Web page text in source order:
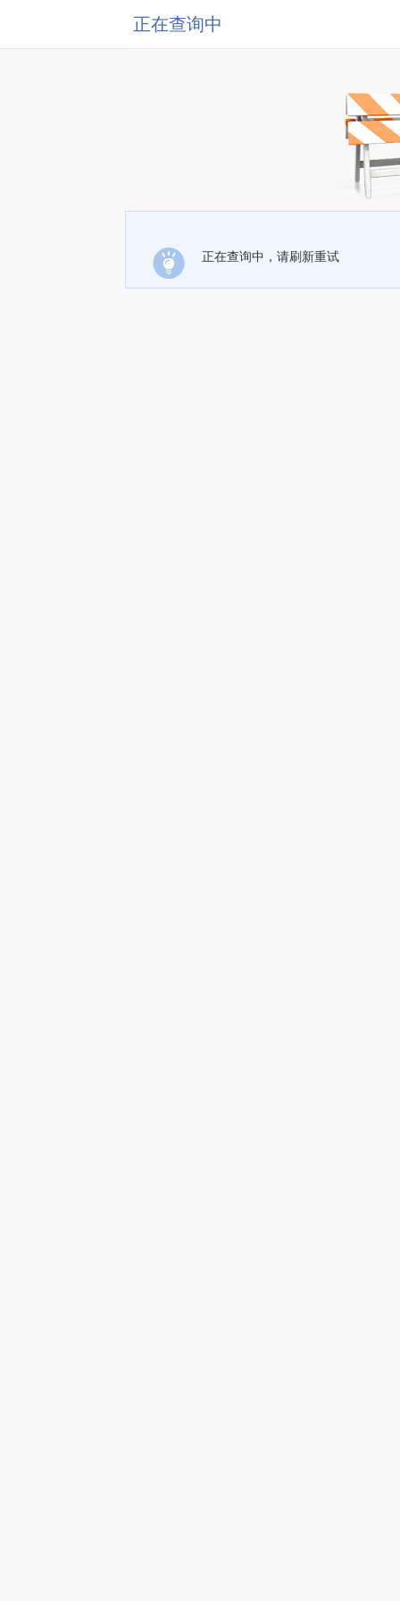
正在查询中
正在查询中，请刷新重试